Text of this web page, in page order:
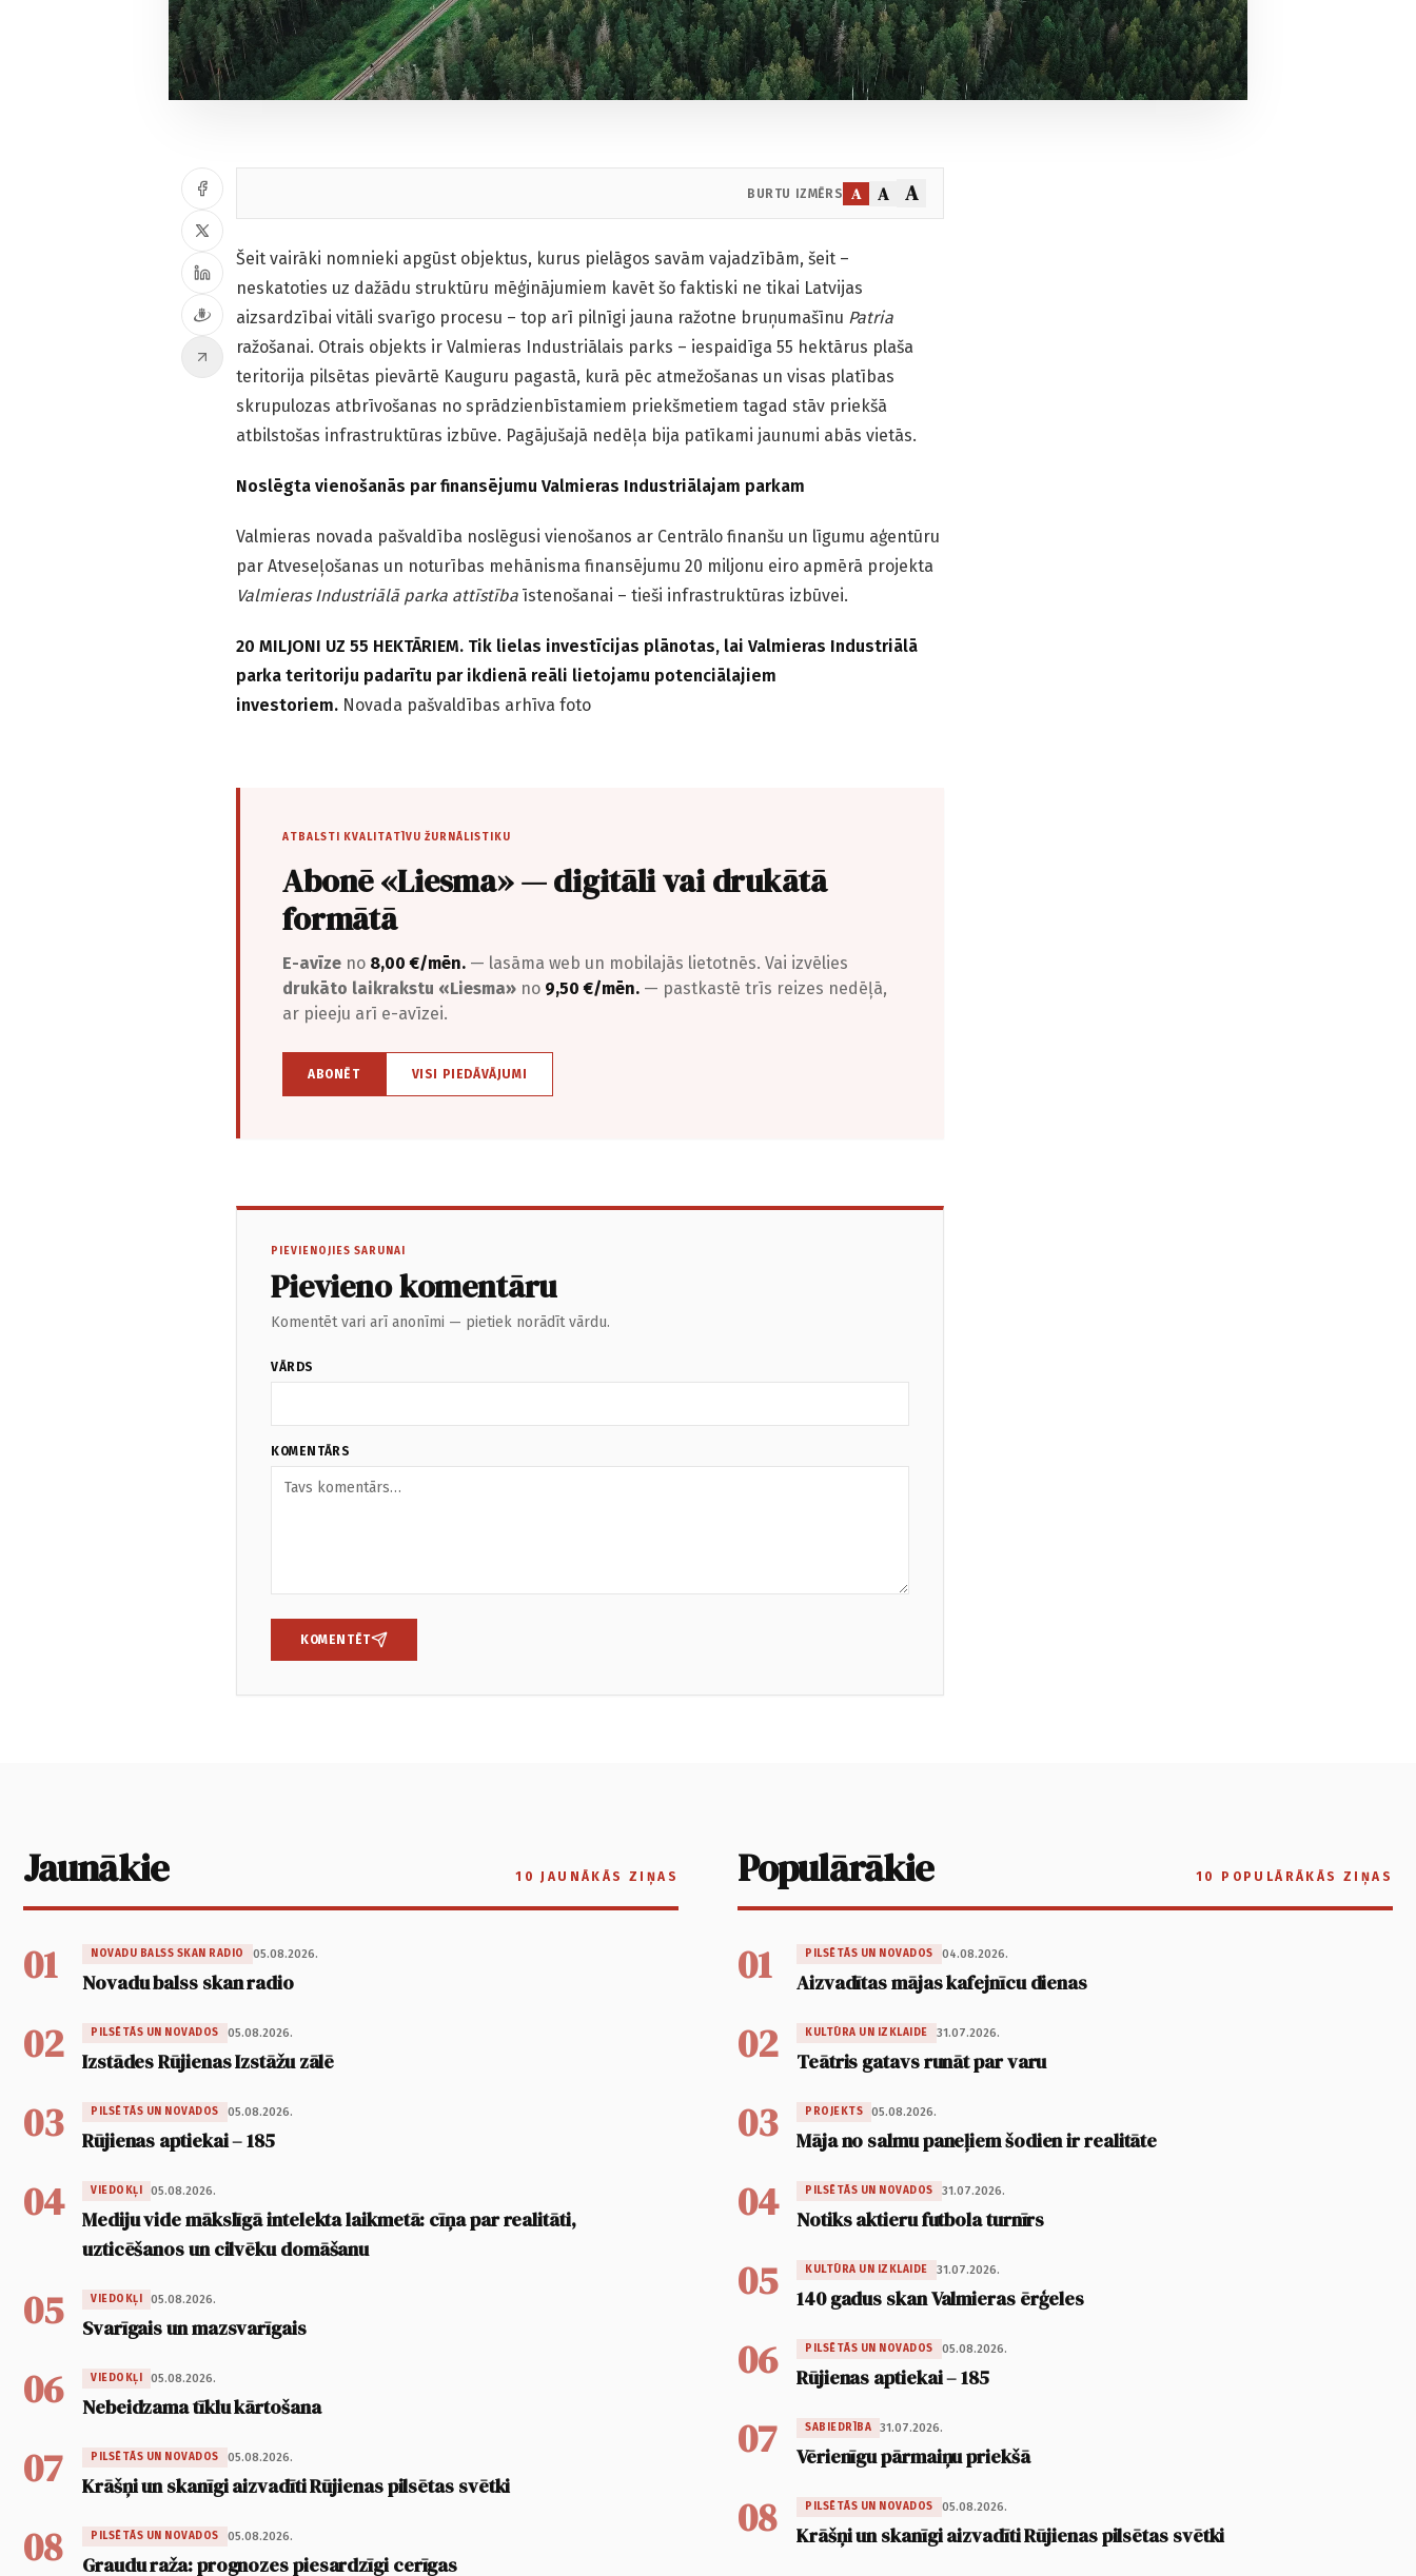
BURTU IZMĒRS A A A
Šeit vairāki nomnieki apgūst objektus, kurus pielāgos savām vajadzībām, šeit –
neskatoties uz dažādu struktūru mēģinājumiem kavēt šo faktiski ne tikai Latvijas
aizsardzībai vitāli svarīgo procesu – top arī pilnīgi jauna ražotne bruņumašīnu Patria
ražošanai. Otrais objekts ir Valmieras Industriālais parks – iespaidīga 55 hektārus plaša
teritorija pilsētas pievārtē Kauguru pagastā, kurā pēc atmežošanas un visas platības
skrupulozas atbrīvošanas no sprādzienbīstamiem priekšmetiem tagad stāv priekšā
atbilstošas infrastruktūras izbūve. Pagājušajā nedēļa bija patīkami jaunumi abās vietās.
Noslēgta vienošanās par finansējumu Valmieras Industriālajam parkam
Valmieras novada pašvaldība noslēgusi vienošanos ar Centrālo finanšu un līgumu aģentūru
par Atveseļošanas un noturības mehānisma finansējumu 20 miljonu eiro apmērā projekta
Valmieras Industriālā parka attīstība īstenošanai – tieši infrastruktūras izbūvei.
20 MILJONI UZ 55 HEKTĀRIEM. Tik lielas investīcijas plānotas, lai Valmieras Industriālā
parka teritoriju padarītu par ikdienā reāli lietojamu potenciālajiem
investoriem. Novada pašvaldības arhīva foto
ATBALSTI KVALITATĪVU ŽURNĀLISTIKU
Abonē «Liesma» — digitāli vai drukātā
formātā
E-avīze no 8,00 €/mēn. — lasāma web un mobilajās lietotnēs. Vai izvēlies
drukāto laikrakstu «Liesma» no 9,50 €/mēn. — pastkastē trīs reizes nedēļā,
ar pieeju arī e-avīzei.
ABONĒT VISI PIEDĀVĀJUMI
PIEVIENOJIES SARUNAI
Pievieno komentāru
Komentēt vari arī anonīmi — pietiek norādīt vārdu.
VĀRDS
KOMENTĀRS
KOMENTĒT
Jaunākie 10 JAUNĀKĀS ZIŅAS
01 NOVADU BALSS SKAN RADIO 05.08.2026.
Novadu balss skan radio
02 PILSĒTĀS UN NOVADOS 05.08.2026.
Izstādes Rūjienas Izstāžu zālē
03 PILSĒTĀS UN NOVADOS 05.08.2026.
Rūjienas aptiekai – 185
04 VIEDOKĻI 05.08.2026.
Mediju vide mākslīgā intelekta laikmetā: cīņa par realitāti,
uzticēšanos un cilvēku domāšanu
05 VIEDOKĻI 05.08.2026.
Svarīgais un mazsvarīgais
06 VIEDOKĻI 05.08.2026.
Nebeidzama tīklu kārtošana
07 PILSĒTĀS UN NOVADOS 05.08.2026.
Krāšņi un skanīgi aizvadīti Rūjienas pilsētas svētki
08 PILSĒTĀS UN NOVADOS 05.08.2026.
Graudu raža: prognozes piesardzīgi cerīgas
Populārākie 10 POPULĀRĀKĀS ZIŅAS
01 PILSĒTĀS UN NOVADOS 04.08.2026.
Aizvadītas mājas kafejnīcu dienas
02 KULTŪRA UN IZKLAIDE 31.07.2026.
Teātris gatavs runāt par varu
03 PROJEKTS 05.08.2026.
Māja no salmu paneļiem šodien ir realitāte
04 PILSĒTĀS UN NOVADOS 31.07.2026.
Notiks aktieru futbola turnīrs
05 KULTŪRA UN IZKLAIDE 31.07.2026.
140 gadus skan Valmieras ērģeles
06 PILSĒTĀS UN NOVADOS 05.08.2026.
Rūjienas aptiekai – 185
07 SABIEDRĪBA 31.07.2026.
Vērienīgu pārmaiņu priekšā
08 PILSĒTĀS UN NOVADOS 05.08.2026.
Krāšņi un skanīgi aizvadīti Rūjienas pilsētas svētki